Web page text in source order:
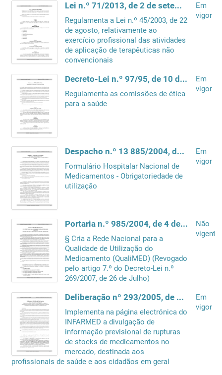
Lei n.º 71/2013, de 2 de setembro
Regulamenta a Lei n.º 45/2003, de 22
de agosto, relativamente ao
exercício profissional das atividades
de aplicação de terapêuticas não
convencionais
Em
vigor
Decreto-Lei n.º 97/95, de 10 de Maio
Regulamenta as comissões de ética
para a saúde
Em
vigor
Despacho n.º 13 885/2004, de 25 de Junho
Formulário Hospitalar Nacional de
Medicamentos - Obrigatoriedade de
utilização
Em
vigor
Portaria n.º 985/2004, de 4 de Agosto
§ Cria a Rede Nacional para a
Qualidade de Utilização do
Medicamento (QualiMED) (Revogado
pelo artigo 7.º do Decreto-Lei n.º
269/2007, de 26 de Julho)
Não
vigente
Deliberação nº 293/2005, de 17 de Fevereiro
Implementa na página electrónica do
INFARMED a divulgação de
informação previsional de rupturas
de stocks de medicamentos no
mercado, destinada aos
profissionais de saúde e aos cidadãos em geral
Em
vigor